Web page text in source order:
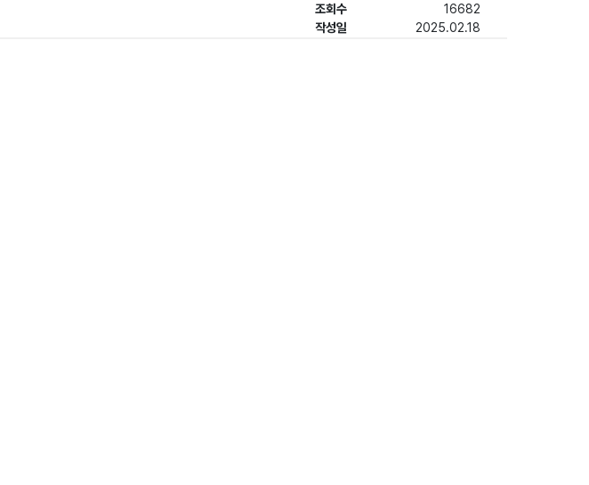
조회수
16682
작성일
2025.02.18